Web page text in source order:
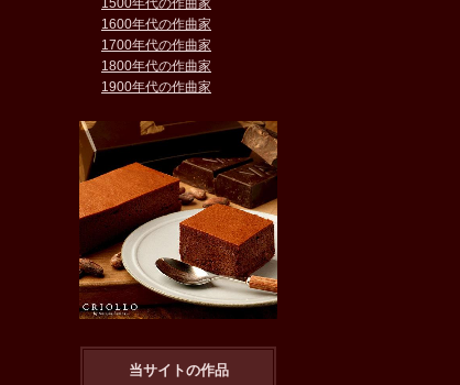
1600年代の作曲家
1700年代の作曲家
1800年代の作曲家
1900年代の作曲家
当サイトの作品